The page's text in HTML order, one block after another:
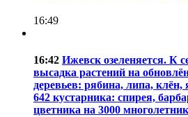
16:49
16:42 Ижевск озеленяется. К
высадка растений на
деревьев: рябина, липа, клён,
642 кустарника: спирея,
цветника на 3000